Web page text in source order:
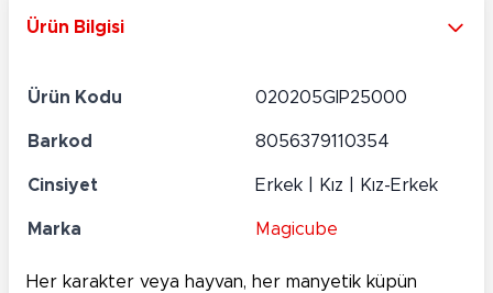
Ürün Bilgisi
Ürün Kodu 020205GIP25000
Barkod 8056379110354
Cinsiyet Erkek | Kız | Kız-Erkek
Marka Magicube
Her karakter veya hayvan, her manyetik küpün